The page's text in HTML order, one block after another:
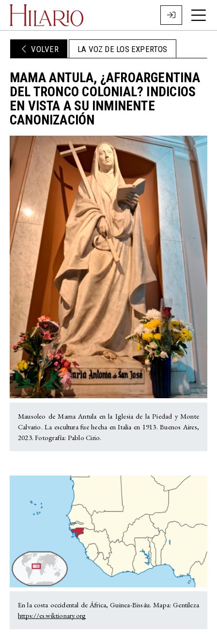
VOLVER LA VOZ DE LOS EXPERTOS
MAMA ANTULA, ¿AFROARGENTINA
DEL TRONCO COLONIAL? INDICIOS
EN VISTA A SU INMINENTE
CANONIZACIÓN
Mausoleo de Mama Antula en la Iglesia de la Piedad y Monte
Calvario. La escultura fue hecha en Italia en 1913. Buenos Aires,
2023. Fotografía: Pablo Cirio.
En la costa occidental de África, Guinea-Bissáu. Mapa: Gentileza
https://es.wiktionary.org